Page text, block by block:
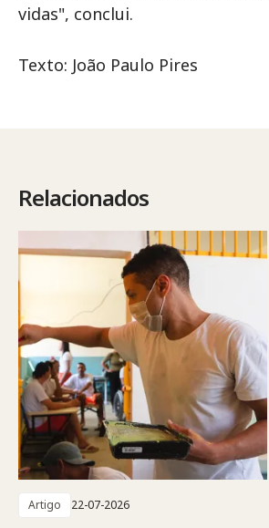
vidas", conclui.
Texto: João Paulo Pires
Relacionados
Artigo 22-07-2026